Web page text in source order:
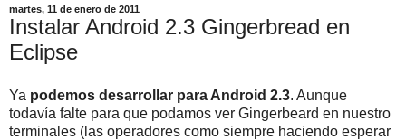
martes, 11 de enero de 2011
Instalar Android 2.3 Gingerbread en
Eclipse
Ya podemos desarrollar para Android 2.3. Aunque
todavía falte para que podamos ver Gingerbeard en nuestro
terminales (las operadores como siempre haciendo esperar